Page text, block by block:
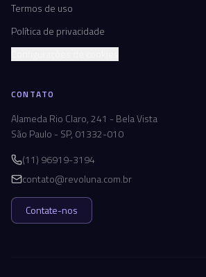
Termos de uso
Política de privacidade
CONTATO
Alameda Rio Claro, 241 - Bela Vista
São Paulo - SP, 01332-010
(11) 96919-3194
contato@revoluna.com.br
Contate-nos